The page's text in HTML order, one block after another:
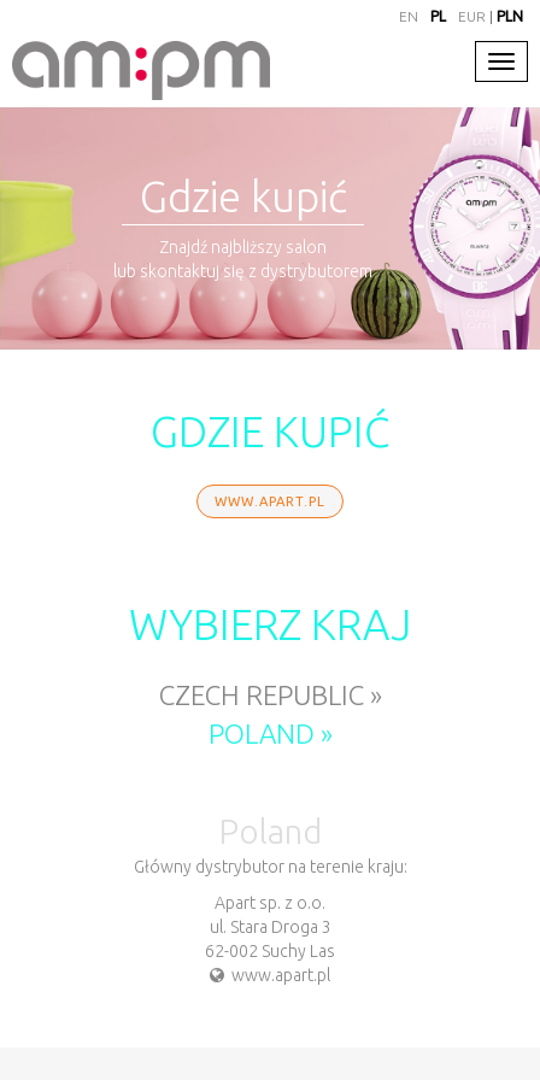
EN PL EUR |PLN
Gdzie kupić
Znajdź najbliższy salon
lub skontaktuj się z dystrybutorem
GDZIE KUPIĆ
WWW.APART.PL
WYBIERZ KRAJ
CZECH REPUBLIC »
POLAND »
Poland
Główny dystrybutor na terenie kraju:
Apart sp. z o.o.
ul. Stara Droga 3
62-002 Suchy Las
www.apart.pl